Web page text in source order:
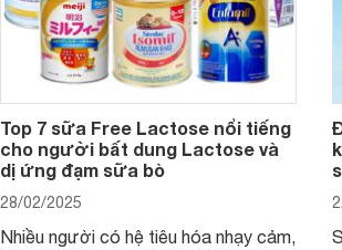
Top 7 sữa Free Lactose nổi tiếng
cho người bất dung Lactose và
dị ứng đạm sữa bò
28/02/2025
Nhiều người có hệ tiêu hóa nhạy cảm,